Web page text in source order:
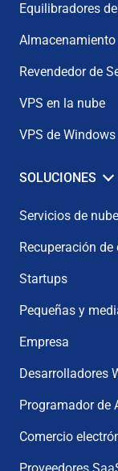
Equilibradores
Revendedor de
VPS en la nube
VPS de Windows
SOLUCIONES
Servicios de
Recuperación de
Startups
Pequeñas y
Empresa
Desarrolladores
Programador de
Comercio